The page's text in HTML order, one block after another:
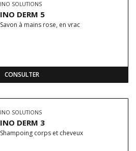
INO SOLUTIONS
INO DERM 5
Savon à mains rose, en vrac
CONSULTER
INO SOLUTIONS
INO DERM 3
Shampoing corps et cheveux